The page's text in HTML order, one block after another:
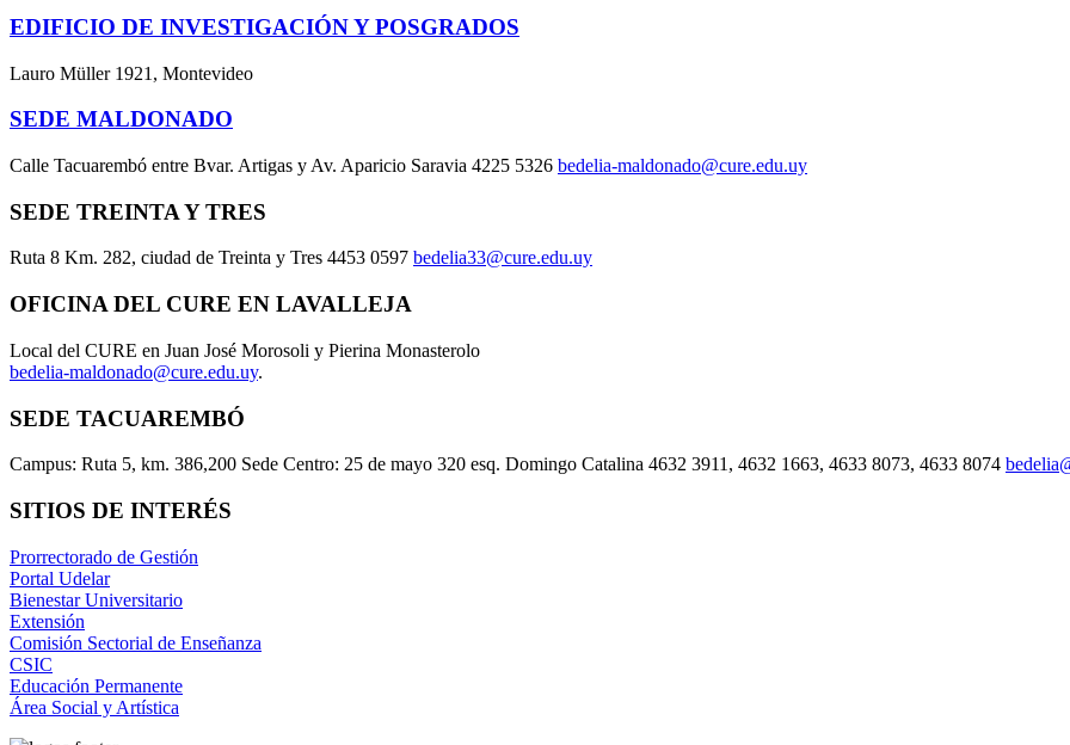
EDIFICIO DE INVESTIGACIÓN Y POSGRADOS
Lauro Müller 1921, Montevideo
SEDE MALDONADO
Calle Tacuarembó entre Bvar. Artigas y Av. Aparicio Saravia 4225 5326 bedelia-maldonado@cure.edu.uy
SEDE TREINTA Y TRES
Ruta 8 Km. 282, ciudad de Treinta y Tres 4453 0597 bedelia33@cure.edu.uy
OFICINA DEL CURE EN LAVALLEJA
Local del CURE en Juan José Morosoli y Pierina Monasterolo
bedelia-maldonado@cure.edu.uy.
SEDE TACUAREMBÓ
Campus: Ruta 5, km. 386,200 Sede Centro: 25 de mayo 320 esq. Domingo Catalina 4632 3911, 4632 1663, 4633 8073, 4633 8074
SITIOS DE INTERÉS
Prorrectorado de Gestión
Portal Udelar
Bienestar Universitario
Extensión
Comisión Sectorial de Enseñanza
CSIC
Educación Permanente
Área Social y Artística